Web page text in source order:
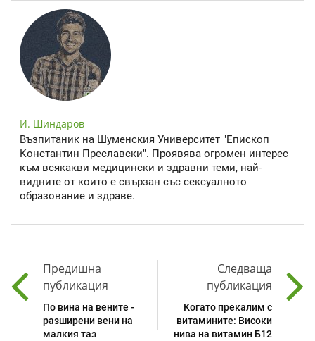
И. Шиндаров
Възпитаник на Шуменския Университет "Епископ
Константин Преславски". Проявява огромен интерес
към всякакви медицински и здравни теми, най-
видните от които е свързан със сексуалното
образование и здраве.
Предишна
публикация
По вина на вените -
разширени вени на
малкия таз
Следваща
публикация
Когато прекалим с
витамините: Високи
нива на витамин Б12